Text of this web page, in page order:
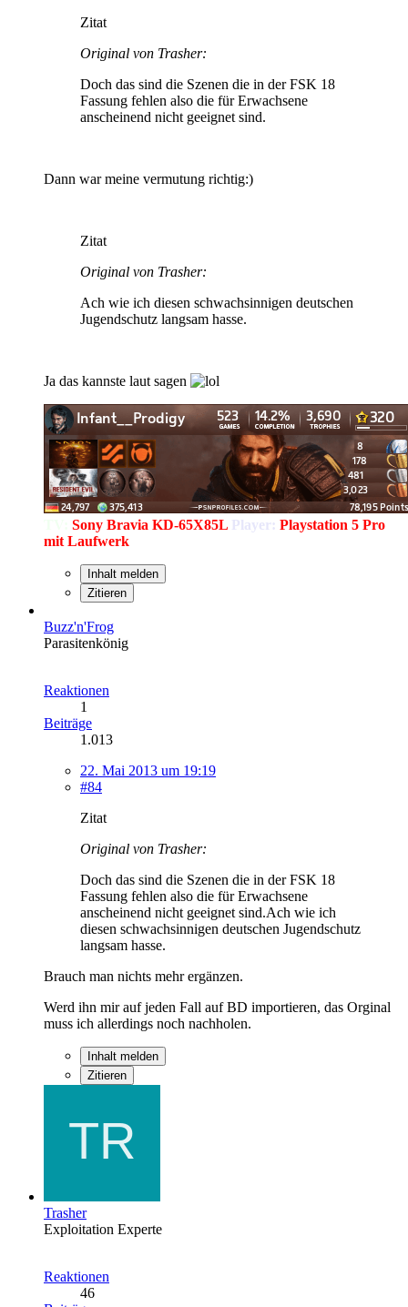
Zitat
Original von Trasher:
Doch das sind die Szenen die in der FSK 18
Fassung fehlen also die für Erwachsene
anscheinend nicht geeignet sind.
Dann war meine vermutung richtig:)
Zitat
Original von Trasher:
Ach wie ich diesen schwachsinnigen deutschen
Jugendschutz langsam hasse.
Ja das kannste laut sagen
Sony Bravia KD-65X85L Player: Playstation 5 Pro
mit Laufwerk
Inhalt melden
Zitieren
Buzz'n'Frog
Parasitenkönig
Reaktionen
1
Beiträge
1.013
22. Mai 2013 um 19:19
#84
Zitat
Original von Trasher:
Doch das sind die Szenen die in der FSK 18
Fassung fehlen also die für Erwachsene
anscheinend nicht geeignet sind.Ach wie ich
diesen schwachsinnigen deutschen Jugendschutz
langsam hasse.
Brauch man nichts mehr ergänzen.
Werd ihn mir auf jeden Fall auf BD importieren, das Orginal
muss ich allerdings noch nachholen.
Inhalt melden
Zitieren
Trasher
Exploitation Experte
Reaktionen
46